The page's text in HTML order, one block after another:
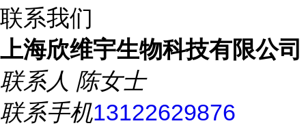
联系我们
上海欣维宇生物科技有限公司
联系人 陈女士
联系手机13122629876